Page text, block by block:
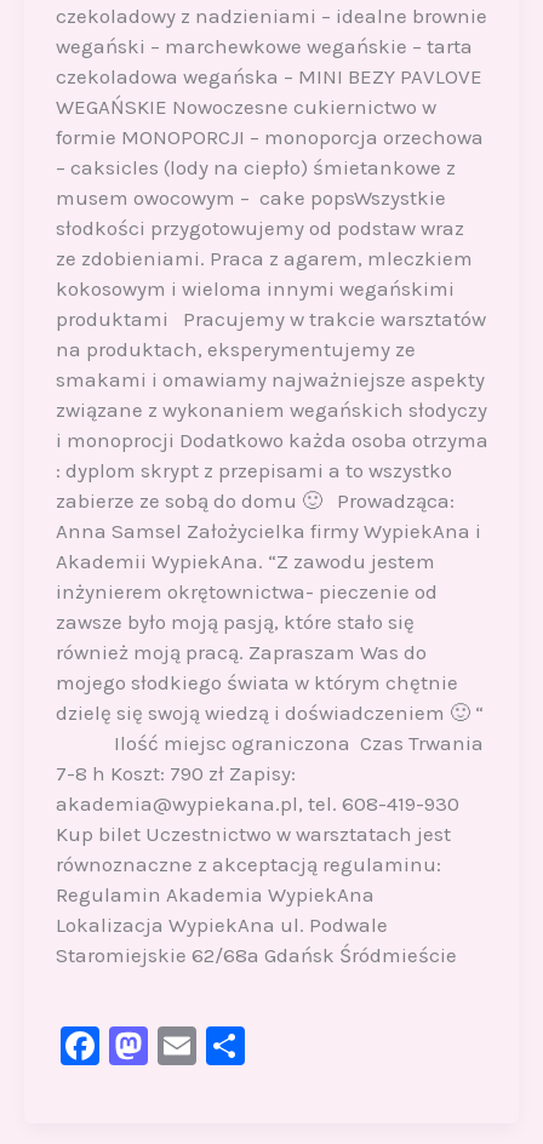
czekoladowy z nadzieniami – idealne brownie
wegański – marchewkowe wegańskie – tarta
czekoladowa wegańska – MINI BEZY PAVLOVE
WEGAŃSKIE Nowoczesne cukiernictwo w
formie MONOPORCJI – monoporcja orzechowa
– caksicles (lody na ciepło) śmietankowe z
musem owocowym – cake popsWszystkie
słodkości przygotowujemy od podstaw wraz
ze zdobieniami. Praca z agarem, mleczkiem
kokosowym i wieloma innymi wegańskimi
produktami Pracujemy w trakcie warsztatów
na produktach, eksperymentujemy ze
smakami i omawiamy najważniejsze aspekty
związane z wykonaniem wegańskich słodyczy
i monoprocji Dodatkowo każda osoba otrzyma
: dyplom skrypt z przepisami a to wszystko
zabierze ze sobą do domu 🙂 Prowadząca:
Anna Samsel Założycielka firmy WypiekAna i
Akademii WypiekAna. “Z zawodu jestem
inżynierem okrętownictwa- pieczenie od
zawsze było moją pasją, które stało się
również moją pracą. Zapraszam Was do
mojego słodkiego świata w którym chętnie
dzielę się swoją wiedzą i doświadczeniem 🙂 “
Ilość miejsc ograniczona Czas Trwania
7-8 h Koszt: 790 zł Zapisy:
akademia@wypiekana.pl, tel. 608-419-930
Kup bilet Uczestnictwo w warsztatach jest
równoznaczne z akceptacją regulaminu:
Regulamin Akademia WypiekAna
Lokalizacja WypiekAna ul. Podwale
Staromiejskie 62/68a Gdańsk Śródmieście
F
M E S